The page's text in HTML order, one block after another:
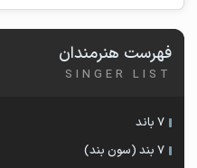
فهرست هنرمندان
SINGER LIST
7 باند
7 بند (سون بند)